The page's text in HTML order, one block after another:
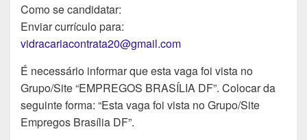
Como se candidatar:
Enviar currículo para:
vidracariacontrata20@gmail.com
É necessário informar que esta vaga foi vista no
Grupo/Site “EMPREGOS BRASÍLIA DF”. Colocar da
seguinte forma: “Esta vaga foi vista no Grupo/Site
Empregos Brasília DF”.